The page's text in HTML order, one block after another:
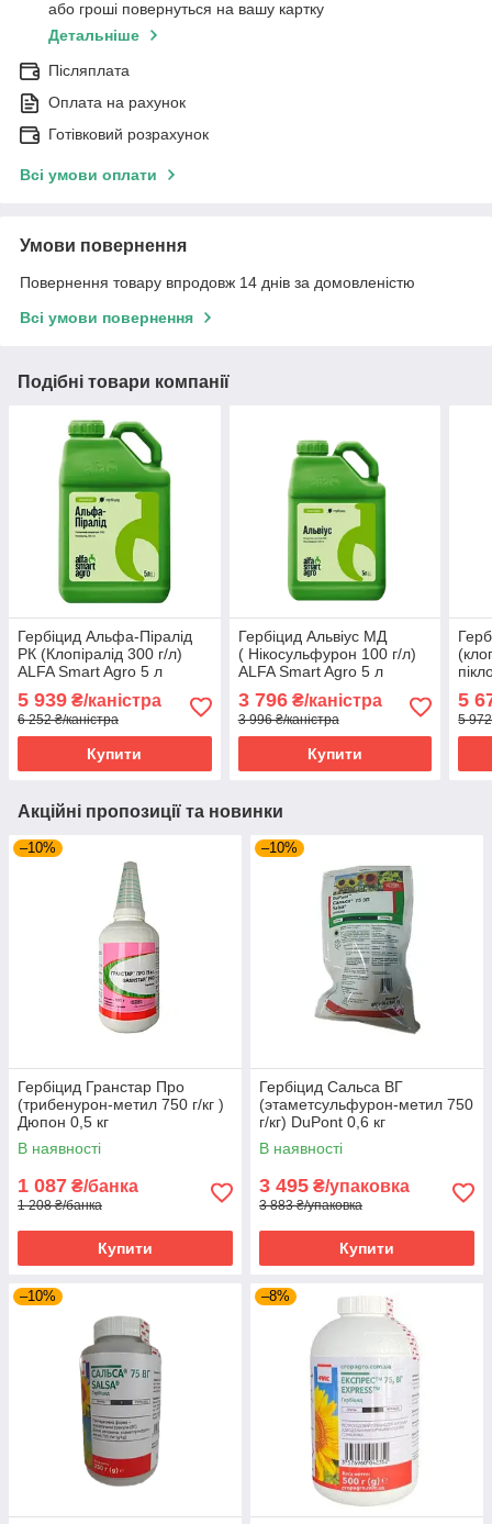
або гроші повернуться на вашу картку
Детальніше
Післяплата
Оплата на рахунок
Готівковий розрахунок
Всі умови оплати
Умови повернення
Повернення товару впродовж 14 днів за домовленістю
Всі умови повернення
Подібні товари компанії
Гербіцид Альфа-Піралід
РК (Клопіралід 300 г/л)
ALFA Smart Agro 5 л
5 939 ₴/каністра
6 252 ₴/каністра
Купити
Гербіцид Альвіус МД
( Нікосульфурон 100 г/л)
ALFA Smart Agro 5 л
3 796₴/каністра
3 996 ₴/каністра
Купити
5
5
Акційні пропозиції та новинки
–10%
Гербіцид Гранстар Про
(трибенурон-метил 750 г/кг )
Дюпон 0,5 кг
В наявності
1 087 ₴/банка
1 208 ₴/банка
Купити
–10%
Гербіцид Сальса ВГ
(этаметсульфурон-метил 750
г/кг) DuPont 0,6 кг
В наявності
3 495 ₴/упаковка
3 883 ₴/упаковка
Купити
–10% –8%